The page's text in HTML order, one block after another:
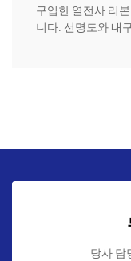
구입한 열전사 리
니다. 선명도와 내
당사 담